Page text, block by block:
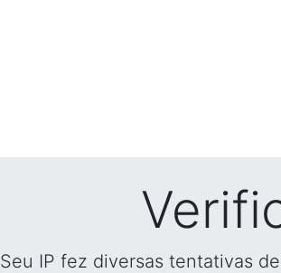
Seu IP fez diversas tentativas